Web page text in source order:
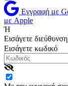
Εγγραφή με
με Apple
Ή
Εισάγετε
Εισάγετε κωδικό